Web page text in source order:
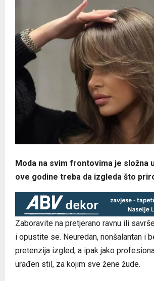
Moda na svim frontovima je složna
ove godine treba da izgleda što
Zaboravite na pretjerano ravnu ili
i opustite se. Neuredan, nonšalantan i
pretenzija izgled, a ipak jako
urađen stil, za kojim sve žene žude.